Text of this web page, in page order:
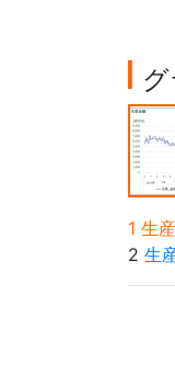
1 生
2 生